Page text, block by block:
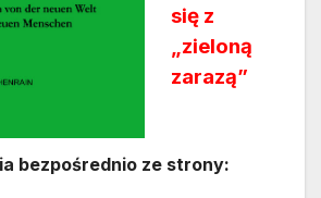
się z
„zieloną
zarazą”
bezpośrednio ze strony: